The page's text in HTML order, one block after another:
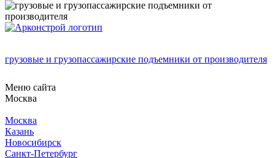
грузовые и грузопассажирские подъемники от производителя
Меню сайта
Москва
Москва
Казань
Новосибирск
Санкт-Петербург